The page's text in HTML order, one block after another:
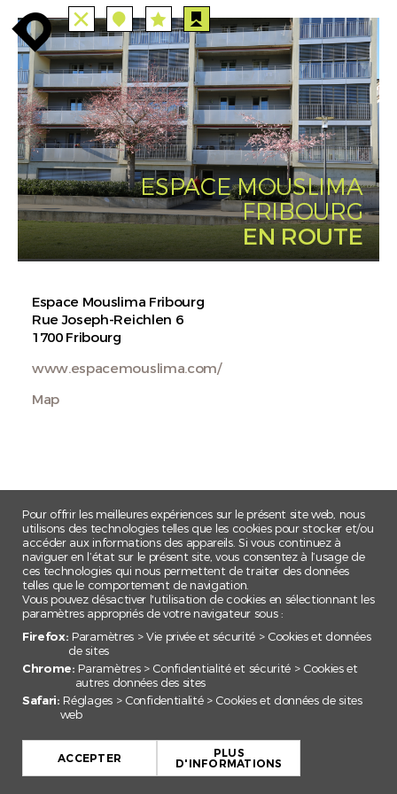
enroute enroute TOUTES station STATIONS
route PARCOURS event EVENTS agenda FILTRE
enroute INFO
+
close station angebote anreise
ESPACE MOUSLIMA
FRIBOURG
EN ROUTE
Espace Mouslima Fribourg
Rue Joseph-Reichlen 6
1700 Fribourg
www.espacemouslima.com/
Map
Pour offrir les meilleures expériences sur le présent site web, nous
utilisons des technologies telles que les cookies pour stocker et/ou
accéder aux informations des appareils. Si vous continuez à
naviguer en l’état sur le présent site, vous consentez à l’usage de
ces technologies qui nous permettent de traiter des données
telles que le comportement de navigation.
Vous pouvez désactiver l'utilisation de cookies en sélectionnant les
paramètres appropriés de votre navigateur sous :
Firefox: Paramètres > Vie privée et sécurité > Cookies et données
de sites
Chrome: Paramètres > Confidentialité et sécurité > Cookies et
autres données des sites
Safari: Réglages > Confidentialité > Cookies et données de sites
web
ACCEPTER PLUS
D'INFORMATIONS